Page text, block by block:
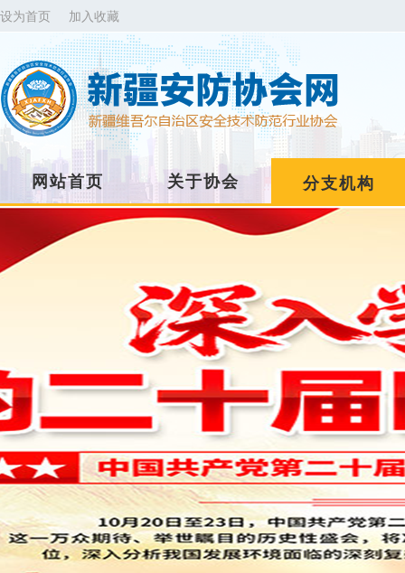
设为首页 加入收藏
网站首页 关于协会 分支机构